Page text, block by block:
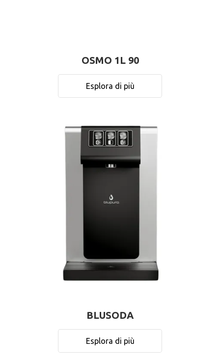
OSMO 1L 90
Esplora di più
BLUSODA
Esplora di più